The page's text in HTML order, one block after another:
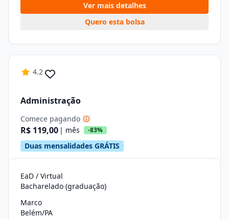
Ver mais detalhes
Quero esta bolsa
4.2
Administração
Comece pagando
R$ 119,00 | mês -83%
Duas mensalidades GRÁTIS
EaD / Virtual
Bacharelado (graduação)
Marco
Belém/PA